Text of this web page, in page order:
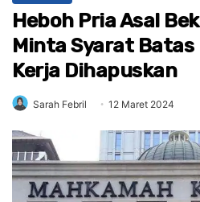
Heboh Pria Asal
Minta Syarat Batas
Kerja Dihapuskan
Sarah Febril 12 Maret 2024